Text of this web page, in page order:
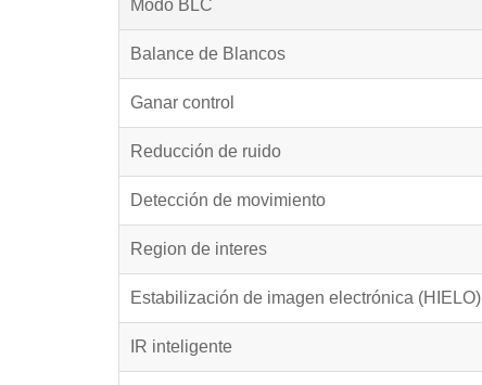
Modo BLC
Balance de Blancos
Ganar control
Reducción de ruido
Detección de movimiento
Region de interes
Estabilización de imagen electrónica (HIELO)
IR inteligente